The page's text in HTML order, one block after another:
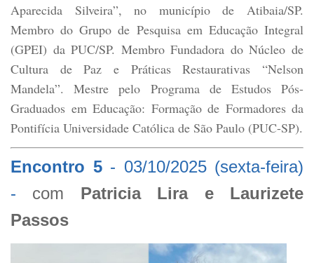
Aparecida Silveira”, no município de Atibaia/SP.
Membro do Grupo de Pesquisa em Educação Integral
(GPEI) da PUC/SP. Membro Fundadora do Núcleo de
Cultura de Paz e Práticas Restaurativas “Nelson
Mandela”. Mestre pelo Programa de Estudos Pós-
Graduados em Educação: Formação de Formadores da
Pontifícia Universidade Católica de São Paulo (PUC-SP).
Encontro 5 - 03/10/2025 (sexta-feira)
- com Patricia Lira e Laurizete
Passos